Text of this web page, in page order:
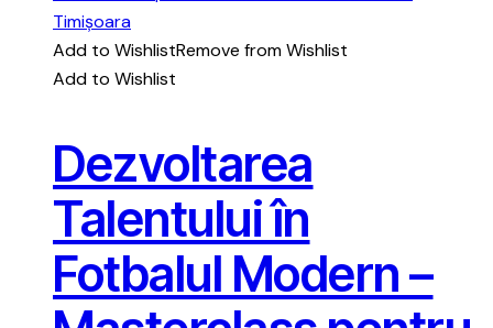
Add to WishlistRemove from Wishlist
Add to Wishlist
Dezvoltarea
Talentului în
Fotbalul Modern –